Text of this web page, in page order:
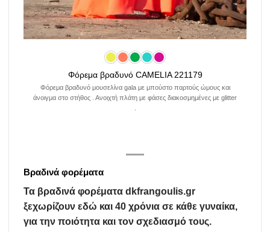
Φόρεμα βραδυνό CAMELIA 221179
Φόρεμα βραδυνό μουσελίνα gala με μπούστο παρτούς ώμους και
άνοιγμα στο στήθος . Ανοιχτή πλάτη με φάσες διακοσμημένες με glitter
Βραδινά φορέματα
Τα βραδινά φορέματα dkfrangoulis.gr
ξεχωρίζουν εδώ και 40 χρόνια σε κάθε γυναίκα,
για την ποιότητα και τον σχεδιασμό τους.